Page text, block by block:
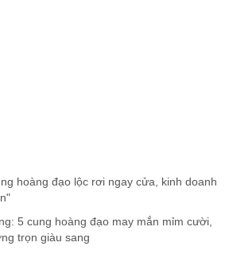
hoàng đạo lộc rơi ngay cửa, kinh doanh
5 cung hoàng đạo may mắn mỉm cười,
trọn giàu sang